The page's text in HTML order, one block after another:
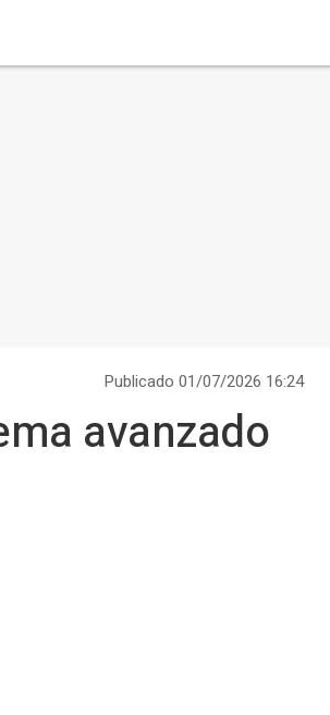
Publicado 01/07/2026 16:24
avanzado